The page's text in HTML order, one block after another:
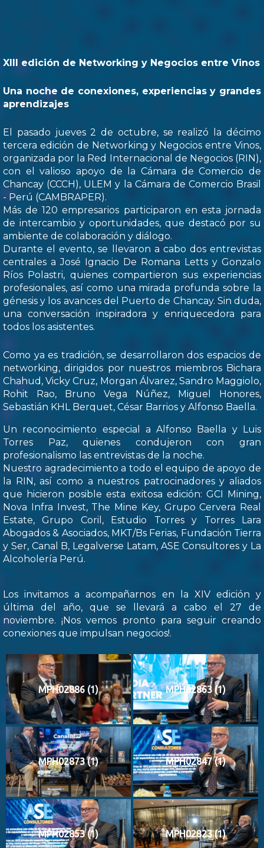
XIII edición de Networking y Negocios entre Vinos
Una noche de conexiones, experiencias y grandes
aprendizajes
El pasado jueves 2 de octubre, se realizó la décimo
tercera edición de Networking y Negocios entre Vinos,
organizada por la Red Internacional de Negocios (RIN),
con el valioso apoyo de la Cámara de Comercio de
Chancay (CCCH), ULEM y la Cámara de Comercio Brasil
- Perú (CAMBRAPER).
Más de 120 empresarios participaron en esta jornada
de intercambio y oportunidades, que destacó por su
ambiente de colaboración y diálogo.
Durante el evento, se llevaron a cabo dos entrevistas
centrales a José Ignacio De Romana Letts y Gonzalo
Ríos Polastri, quienes compartieron sus experiencias
profesionales, así como una mirada profunda sobre la
génesis y los avances del Puerto de Chancay. Sin duda,
una conversación inspiradora y enriquecedora para
todos los asistentes.
Como ya es tradición, se desarrollaron dos espacios de
networking, dirigidos por nuestros miembros Bichara
Chahud, Vicky Cruz, Morgan Álvarez, Sandro Maggiolo,
Rohit Rao, Bruno Vega Núñez, Miguel Honores,
Sebastián KHL Berquet, César Barrios y Alfonso Baella.
Un reconocimiento especial a Alfonso Baella y Luis
Torres Paz, quienes condujeron con gran
profesionalismo las entrevistas de la noche.
Nuestro agradecimiento a todo el equipo de apoyo de
la RIN, así como a nuestros patrocinadores y aliados
que hicieron posible esta exitosa edición: GCI Mining,
Nova Infra Invest, The Mine Key, Grupo Cervera Real
Estate, Grupo Coril, Estudio Torres y Torres Lara
Abogados & Asociados, MKT/Bs Ferias, Fundación Tierra
y Ser, Canal B, Legalverse Latam, ASE Consultores y La
Alcoholería Perú.
Los invitamos a acompañarnos en la XIV edición y
última del año, que se llevará a cabo el 27 de
noviembre. ¡Nos vemos pronto para seguir creando
conexiones que impulsan negocios!.
MPH02886 (1) MPH02863 (1)
MPH02873 (1) MPH02847 (1)
MPH02853 (1) MPH02823 (1)